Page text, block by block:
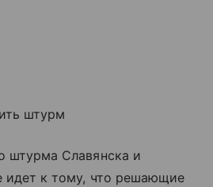
штурм
штурма Славянска и
идет к тому, что решающие